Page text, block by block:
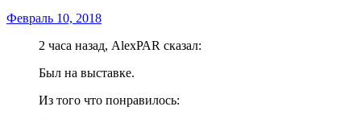
Февраль 10, 2018
2 часа назад, AlexРАR сказал:
Был на выставке.
Из того что понравилось: